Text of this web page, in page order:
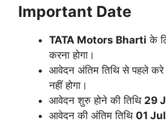
Important Date
TATA Motors Bharti के
करना होगा।
आवेदन अंतिम तिथि से पहले
नहीं होगा।
आवेदन शुरु होने की तिथि 29
आवेदन की अंतिम तिथि 01